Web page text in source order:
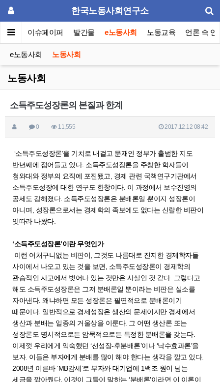
한국노동사회연구소
포럼 이슈페이퍼 발간물 e노동사회 노동교육 언론 속 연
e노동사회 노동사회
노동사회
소득주도성장론의 본질과 한계
0 11,555 2017.12.12 08:42
‘소득주도성장론’을 기치로 내걸고 문재인 정부가 출범한 지도
반년째에 접어들고 있다. 소득주도성장론을 주창한 학자들이
청와대와 정부의 요직에 포진됐고, 경제 관련 국책연구기관에서
소득주도성장에 대한 연구도 한창이다. 이 과정에서 보수진영의
공세도 강해졌다. 소득주도성장론은 분배론일 뿐이지 성장론이
아니며, 성장론으로서는 경제학의 족보에도 없다는 신랄한 비판이
잇따라 나왔다.
‘소득주도성장론’이란 무엇인가
이런 어처구니없는 비판이, 그것도 나름대로 진지한 경제학자들
사이에서 나오고 있는 것을 보면, 소득주도성장론이 경제학의
관습적인 사고에서 벗어나 있는 것만은 사실인 것 같다. 그렇다고
해도 소득주도성장론은 그저 분배론일 뿐이라는 비판은 실소를
자아낸다. 왜냐하면 모든 성장론은 필연적으로 분배론이기
때문이다. 일반적으로 경제성장은 생산의 문제이지만 경제에서
생산과 분배는 일종의 거울상을 이룬다. 그 어떤 생산론 또는
성장론도 명시적으로든 암묵적으로든 특정한 분배론을 갖는다.
이제껏 우리에게 익숙했던 ‘선성장-후분배론’이나 ‘낙수효과론’을
보자. 이들은 부자에게 분배를 많이 해야 한다는 생각을 깔고 있다.
2008년 이른바 ‘MB감세’로 부자와 대기업에 1백조 원이 넘는
세금을 깎아줬다. 이것이 그들이 말하는 ‘분배론’이라면 이 이론이